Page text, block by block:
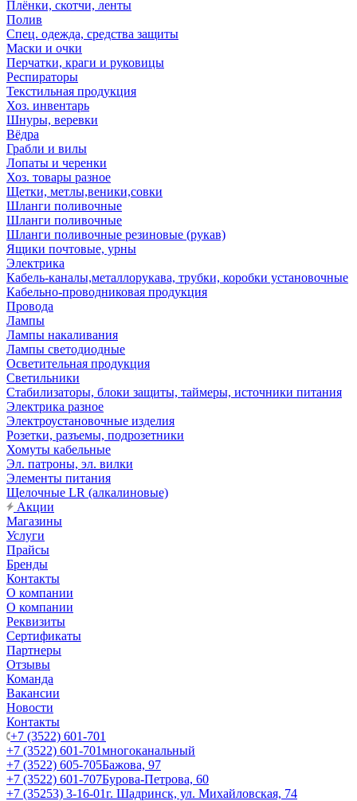
Плёнки, скотчи, ленты
Полив
Спец. одежда, средства защиты
Маски и очки
Перчатки, краги и руковицы
Респираторы
Текстильная продукция
Хоз. инвентарь
Шнуры, веревки
Вёдра
Грабли и вилы
Лопаты и черенки
Хоз. товары разное
Щетки, метлы,веники,совки
Шланги поливочные
Шланги поливочные
Шланги поливочные резиновые (рукав)
Ящики почтовые, урны
Электрика
Кабель-каналы,металлорукава, трубки, коробки установочные
Кабельно-проводниковая продукция
Провода
Лампы
Лампы накаливания
Лампы светодиодные
Осветительная продукция
Светильники
Стабилизаторы, блоки защиты, таймеры, источники питания
Электрика разное
Электроустановочные изделия
Розетки, разъемы, подрозетники
Хомуты кабельные
Эл. патроны, эл. вилки
Элементы питания
Щелочные LR (алкалиновые)
Акции
Магазины
Услуги
Прайсы
Бренды
Контакты
О компании
О компании
Реквизиты
Сертификаты
Партнеры
Отзывы
Команда
Вакансии
Новости
Контакты
+7 (3522) 601-701
+7 (3522) 601-701многоканальный
+7 (3522) 605-705Бажова, 97
+7 (3522) 601-707Бурова-Петрова, 60
+7 (35253) 3-16-01г. Шадринск, ул. Михайловская, 74